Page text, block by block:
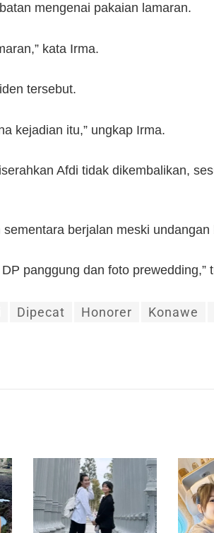
mengenai pakaian lamaran.
kata Irma.
tersebut.
kejadian itu,” ungkap Irma.
Afdi tidak dikembalikan,
berjalan meski undangan
panggung dan foto prewedding,”
Dipecat Honorer Konawe